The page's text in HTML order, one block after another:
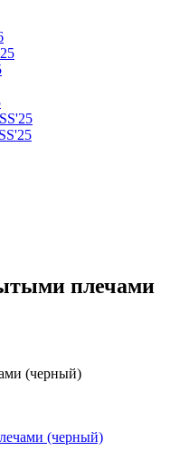
плечами
(черный)
(черный)